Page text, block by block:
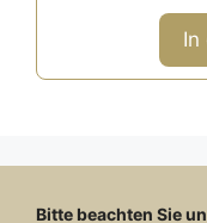
In
Bitte beachten Sie